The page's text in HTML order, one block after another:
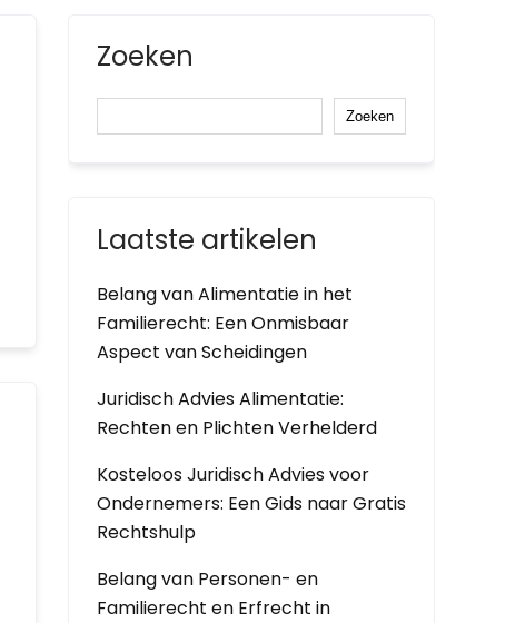
Zoeken
Zoeken
Laatste artikelen
Belang van Alimentatie in het
Familierecht: Een Onmisbaar
Aspect van Scheidingen
Juridisch Advies Alimentatie:
Rechten en Plichten Verhelderd
Kosteloos Juridisch Advies voor
Ondernemers: Een Gids naar Gratis
Rechtshulp
Belang van Personen- en
Familierecht en Erfrecht in